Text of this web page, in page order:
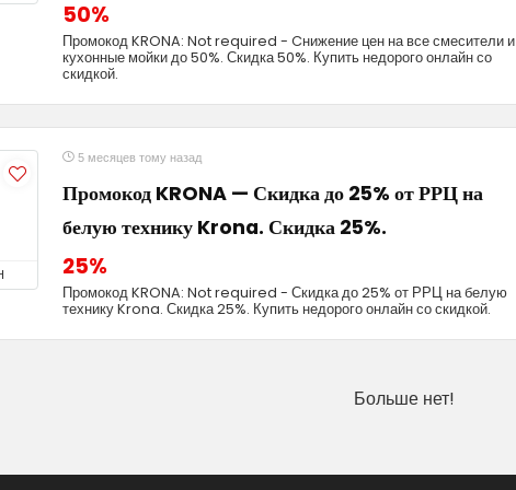
50%
Промокод KRONA: Not required - Cнижение цен на все смесители и
кухонные мойки до 50%. Скидка 50%. Купить недорого онлайн со
скидкой.
5 месяцев тому назад
Промокод KRONA — Скидка до 25% от РРЦ на
белую технику Krona. Скидка 25%.
25%
Промокод KRONA: Not required - Скидка до 25% от РРЦ на белую
технику Krona. Скидка 25%. Купить недорого онлайн со скидкой.
Больше нет!